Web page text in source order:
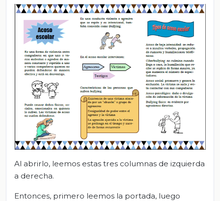
Al abrirlo, leemos estas tres columnas de izquierda
a derecha.
Entonces, primero leemos la portada, luego